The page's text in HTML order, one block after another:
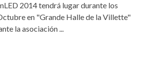
2014 tendrá lugar durante los
en "Grande Halle de la Villette"
la asociación ...